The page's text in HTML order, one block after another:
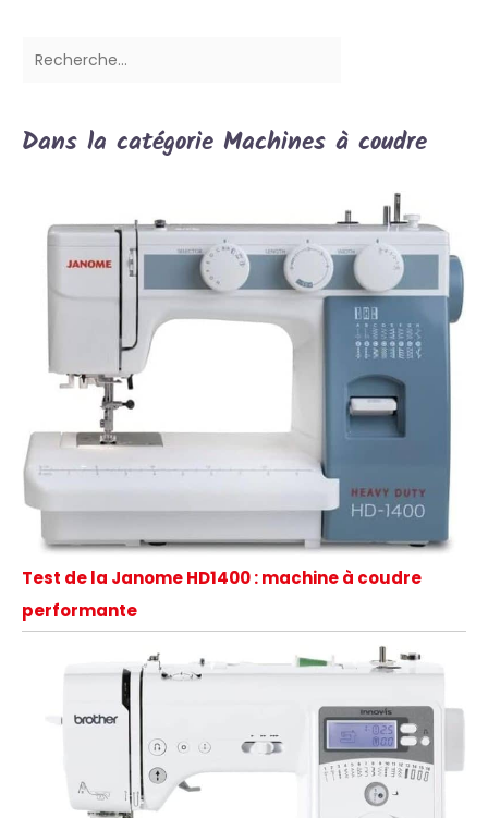
Dans la catégorie Machines à coudre
Test de la Janome HD1400 : machine à coudre
performante